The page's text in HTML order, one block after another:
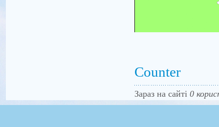
Counter
Зараз на сайті 0